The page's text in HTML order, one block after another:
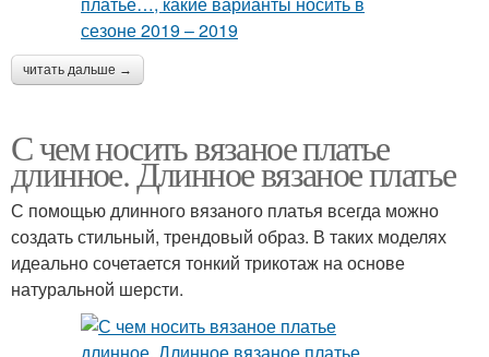
читать дальше →
С чем носить вязаное платье
длинное. Длинное вязаное платье
С помощью длинного вязаного платья всегда можно
создать стильный, трендовый образ. В таких моделях
идеально сочетается тонкий трикотаж на основе
натуральной шерсти.